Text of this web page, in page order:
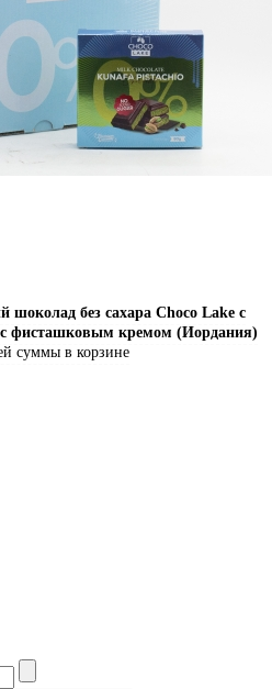
шоколад без сахара Choco Lake с
фисташковым кремом (Иордания)
суммы в корзине